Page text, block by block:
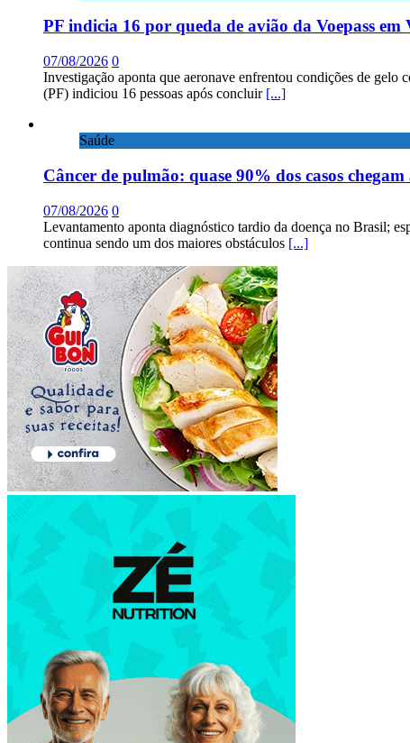
PF indicia 16 por queda de avião da Voepass em
07/08/2026 0
Investigação aponta que aeronave enfrentou condições de gelo
(PF) indiciou 16 pessoas após concluir [...]
Saúde
Câncer de pulmão: quase 90% dos casos
07/08/2026 0
Levantamento aponta diagnóstico tardio da doença no Brasil;
continua sendo um dos maiores obstáculos [...]